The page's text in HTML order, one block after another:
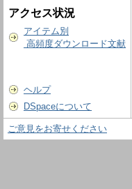
アクセス状況
アイテム別
高頻度ダウンロード文献
ヘルプ
DSpaceについて
ご意見をお寄せください